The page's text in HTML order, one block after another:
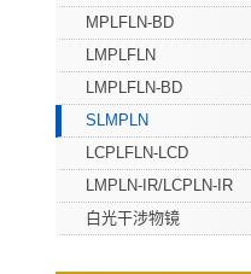
MPLFLN-BD
LMPLFLN
LMPLFLN-BD
SLMPLN
LCPLFLN-LCD
LMPLN-IR/LCPLN-IR
白光干涉物镜